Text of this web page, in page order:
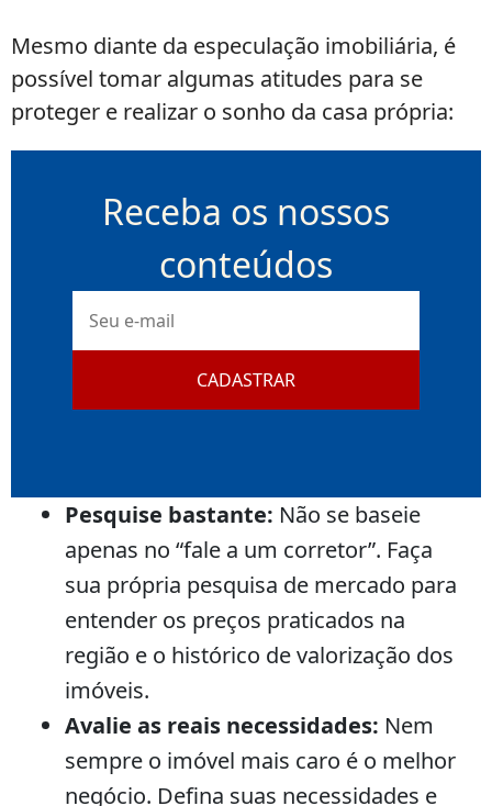
Mesmo diante da especulação imobiliária, é
possível tomar algumas atitudes para se
proteger e realizar o sonho da casa própria:
Receba os nossos
conteúdos
mail
CADASTRAR
Pesquise bastante: Não se baseie
apenas no “fale a um corretor”. Faça
sua própria pesquisa de mercado para
entender os preços praticados na
região e o histórico de valorização dos
imóveis.
Avalie as reais necessidades: Nem
sempre o imóvel mais caro é o melhor
negócio. Defina suas necessidades e